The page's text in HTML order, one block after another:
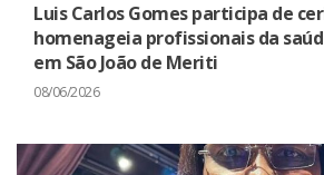
Luis Carlos Gomes participa de
homenageia profissionais da
em São João de Meriti
08/06/2026